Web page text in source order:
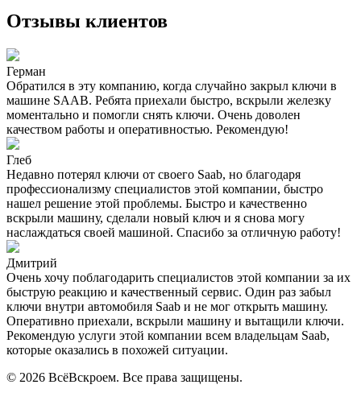
Отзывы клиентов
Герман
Обратился в эту компанию, когда случайно закрыл ключи в
машине SAAB. Ребята приехали быстро, вскрыли железку
моментально и помогли снять ключи. Очень доволен
качеством работы и оперативностью. Рекомендую!
Глеб
Недавно потерял ключи от своего Saab, но благодаря
профессионализму специалистов этой компании, быстро
нашел решение этой проблемы. Быстро и качественно
вскрыли машину, сделали новый ключ и я снова могу
наслаждаться своей машиной. Спасибо за отличную работу!
Дмитрий
Очень хочу поблагодарить специалистов этой компании за их
быструю реакцию и качественный сервис. Один раз забыл
ключи внутри автомобиля Saab и не мог открыть машину.
Оперативно приехали, вскрыли машину и вытащили ключи.
Рекомендую услуги этой компании всем владельцам Saab,
которые оказались в похожей ситуации.
© 2026 ВсёВскроем. Все права защищены.